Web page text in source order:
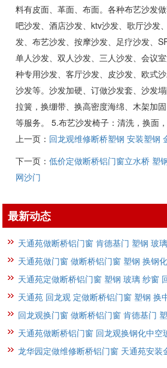
料有皮面、革面、布面。各种布艺沙发
吧沙发、酒店沙发、ktv沙发、歌厅沙发
发、布艺沙发、按摩沙发、足疗沙发、
单人沙发、双人沙发、三人沙发、会议
种专用沙发、客厅沙发、皮沙发、欧式
沙发等。沙发加硬、订做沙发套、沙发
拉簧，换绷带、换高密度海绵、木架加
等服务。 5.布艺沙发椅子：清洗，换面
上一页： 回龙观维修断桥塑钢 安装塑钢
下一页： 低价定做断桥铝门窗立水桥 塑
网沙门
最新动态
天通苑做断桥铝门窗 肯德基门 塑钢 玻
天通苑做门窗 做断桥铝门窗 塑钢 换钢
天通苑定做断桥铝门窗 塑钢 玻璃 纱窗
天通苑 回龙观 定做断桥铝门窗 塑钢 换
回龙观换门窗 做断桥铝门窗 肯德基门
天通苑做断桥铝门窗 回龙观换钢化中空
龙华园定做维修断桥铝门窗 天通苑安装